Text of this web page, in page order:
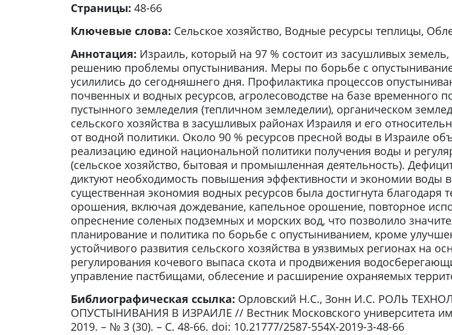
Страницы: 48-66
Ключевые слова: Сельское хозяйство, Водные ресурсы теплицы,
Аннотация: Израиль, который на 97 % состоит из засушливых
решению проблемы опустынивания. Меры по борьбе с
усилились до сегодняшнего дня. Профилактика процессов
почвенных и водных ресурсов, агролесоводстве на базе временного
пустынного земледелия (тепличном земледелии), органическом
сельского хозяйства в засушливых районах Израиля и его
от водной политики. Около 90 % ресурсов пресной воды в Израиле
реализацию единой национальной политики получения воды и
(сельское хозяйство, бытовая и промышленная деятельность).
диктуют необходимость повышения эффективности и экономии воды
существенная экономия водных ресурсов была достигнута
орошения, включая дождевание, капельное орошение, повторное
опреснение соленых подземных и морских вод, что позволило
планирование и политика по борьбе с опустыниванием, кроме
устойчивого развития сельского хозяйства в уязвимых регионах на
регулирования кочевого выпаса скота и продвижения
управление пастбищами, облесение и расширение охраняемых
Библиографическая ссылка: Орловский Н.С., Зонн И.С. РОЛЬ
ОПУСТЫНИВАНИЯ В ИЗРАИЛЕ // Вестник Московского университета
2019. – № 3 (30). – С. 48-66. doi: 10.21777/2587-554X-2019-3-48-66